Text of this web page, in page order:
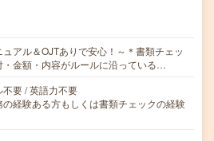
ュアル＆OJTありで安心！～＊書類チェッ
金額・内容がルールに沿っている…
要 / 英語力不要
経験ある方もしくは書類チェックの経験